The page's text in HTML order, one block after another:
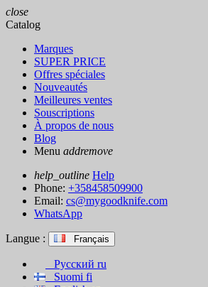
close
Catalog
Marques
SUPER PRICE
Offres spéciales
Nouveautés
Meilleures ventes
Souscriptions
À propos de nous
Blog
Menu addremove
help_outline Help
Phone: +358458509900
Email: cs@mygoodknife.com
WhatsApp
Langue : Français
Русский ru
Suomi fi